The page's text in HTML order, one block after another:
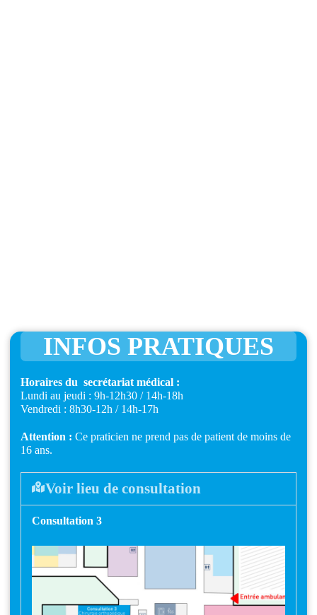
INFOS PRATIQUES
Horaires du secrétariat médical :
Lundi au jeudi : 9h-12h30 / 14h-18h
Vendredi : 8h30-12h / 14h-17h
Attention :Ce praticien ne prend pas de patient de moins de
16 ans.
Voir lieu de consultation
Consultation 3